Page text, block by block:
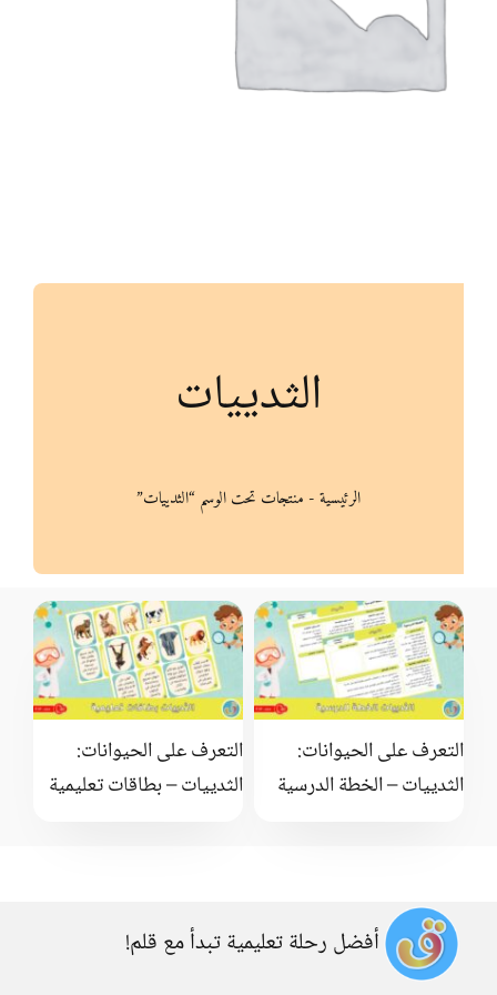
أنواع الموارد
الثدييات
الرئيسية- منتجات تحت الوسم “الثدييات”
التعرف على الحيوانات:
الثدييات – الخطة الدرسية
التعرف على الحيوانات:
الثدييات – بطاقات تعليمية
أفضل رحلة تعليمية تبدأ مع قلم!